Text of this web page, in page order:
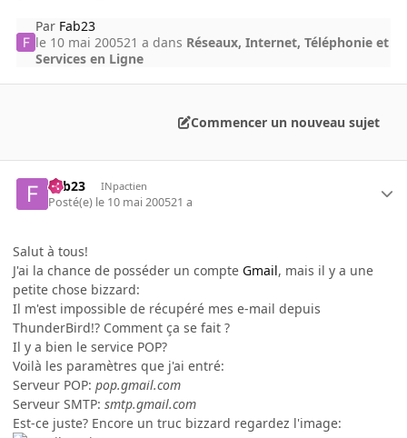
Par Fab23
le 10 mai 200521 a dans Réseaux, Internet, Téléphonie et
Services en Ligne
Commencer un nouveau sujet
Fab23 INpactien
Posté(e) le 10 mai 200521 a
Salut à tous!
J'ai la chance de posséder un compte Gmail, mais il y a une
petite chose bizzard:
Il m'est impossible de récupéré mes e-mail depuis
ThunderBird!? Comment ça se fait ?
Il y a bien le service POP?
Voilà les paramètres que j'ai entré:
Serveur POP: pop.gmail.com
Serveur SMTP: smtp.gmail.com
Est-ce juste? Encore un truc bizzard regardez l'image: